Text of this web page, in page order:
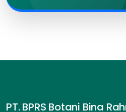
PT. BPRS Botani Bina